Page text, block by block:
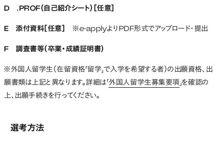
D .PROF（自己紹介シート）［任意］
E 添付資料［任意］ ※e-applyよりPDF形式でアップロード・提出
F 調査書等（卒業・成績証明書）
※外国人留学生（在留資格「留学」で入学を希望する者）の出願資格、出
願書類は上記と異なります。詳細は「外国人留学生募集要項 」を確認の
上、出願手続きを行ってください。
選考方法